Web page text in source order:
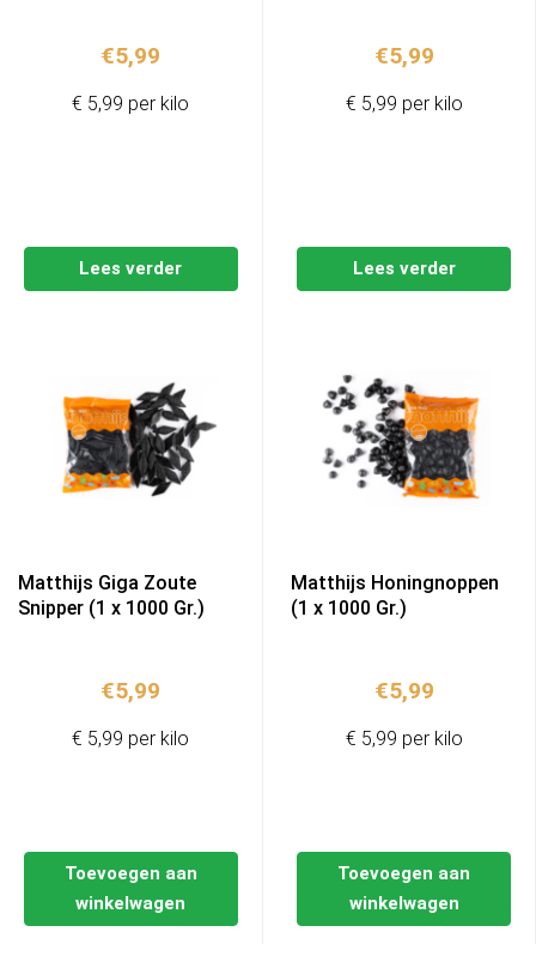
€5,99
Lees verder
€ 5,99 per kilo
€5,99
Lees verder
€ 5,99 per kilo
Matthijs Giga Zoute
Snipper (1 x 1000 Gr.)
€5,99
Toevoegen aan
winkelwagen
€ 5,99 per kilo
Matthijs Honingnoppen
(1 x 1000 Gr.)
€5,99
Toevoegen aan
winkelwagen
€ 5,99 per kilo